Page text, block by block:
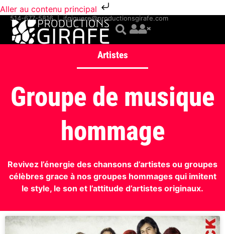
Aller au contenu principal
514-677-5816|jfgiguere@productionsgirafe.com
Artistes
Groupe de musique
hommage
Revivez l’énergie des chansons d’artistes ou groupes
célèbres grace à nos groupes hommages qui imitent
le style, le son et l’attitude d’artistes originaux.